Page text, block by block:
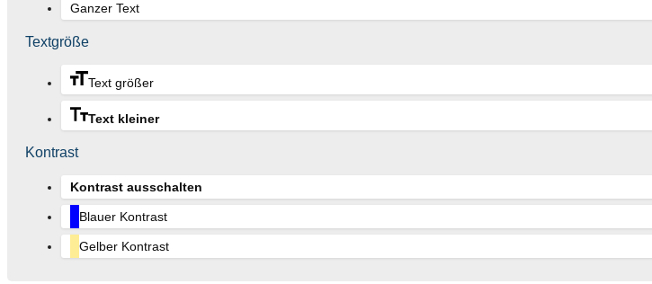
Ganzer Text
Textgröße
Text größer
Text kleiner
Kontrast
Kontrast ausschalten
Blauer Kontrast
Gelber Kontrast